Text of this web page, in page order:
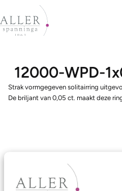
12000-WPD-
Strak vormgegeven solitairring
De briljant van 0,05 ct. maakt deze
Ons aanbod